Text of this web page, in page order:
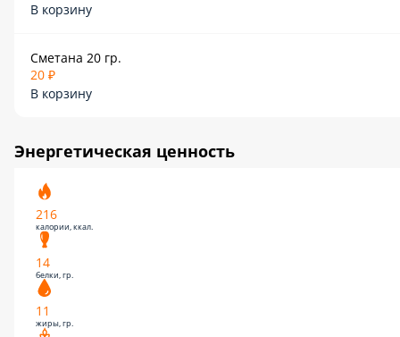
В корзину
Сметана 20 гр.
20 ₽
В корзину
Энергетическая ценность
216
калории, ккал.
14
белки, гр.
11
жиры, гр.